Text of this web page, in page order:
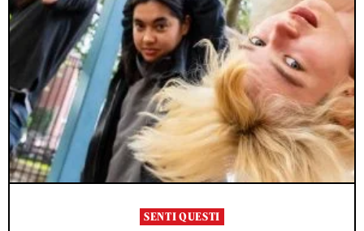
SENTI QUESTI